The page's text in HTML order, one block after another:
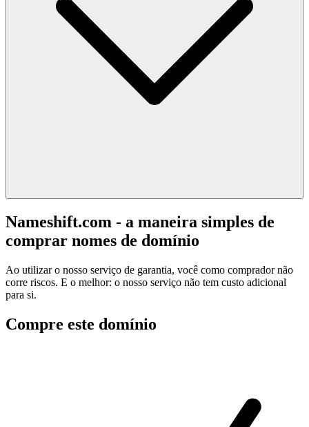
Nameshift.com - a maneira simples de
comprar nomes de domínio
Ao utilizar o nosso serviço de garantia, você como comprador não
corre riscos. E o melhor: o nosso serviço não tem custo adicional
para si.
Compre este domínio